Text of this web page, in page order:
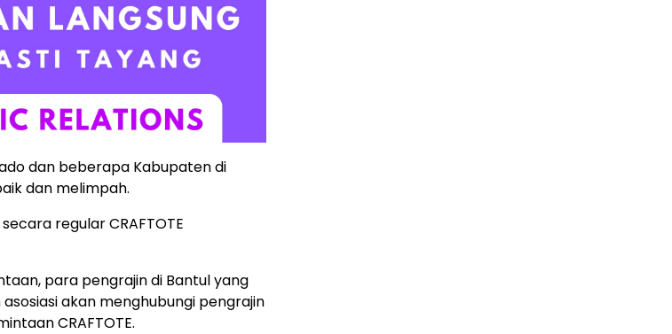
dan beberapa Kabupaten di
dan melimpah.
regular CRAFTOTE
para pengrajin di Bantul yang
akan menghubungi pengrajin
CRAFTOTE.